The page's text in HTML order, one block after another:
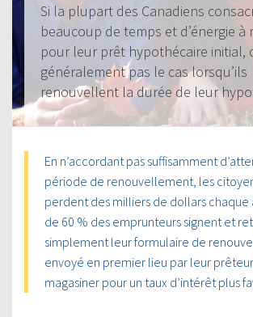
Si la plupart des Canadiens
beaucoup de temps et d’énergie à
pour leur prêt hypothécaire initial,
généralement pas le cas lorsqu’ils
renouvellent la durée de leur
En n’accordant pas suffisamment
période de renouvellement, les
perdent des milliers de dollars chaque
de 60 % des emprunteurs signent et
simplement leur formulaire de
envoyé en premier lieu par leur
magasiner pour un taux d’intérêt plus